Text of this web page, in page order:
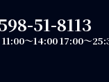
51-8113
11:00～14:0017:00～